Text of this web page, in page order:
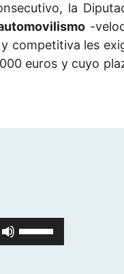
la
-
competitiva les
euros y cuyo
Utiliza
las